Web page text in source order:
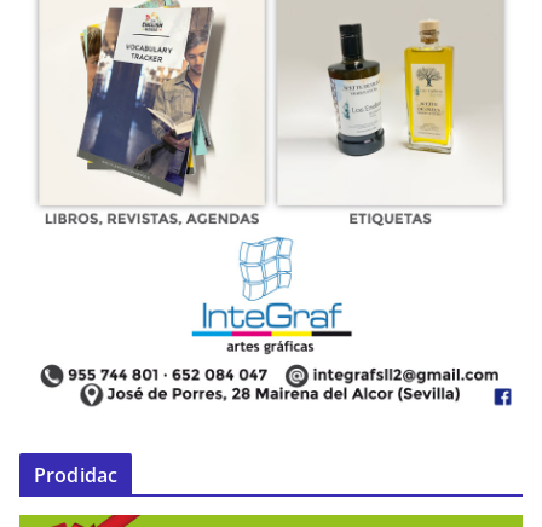
Prodidac